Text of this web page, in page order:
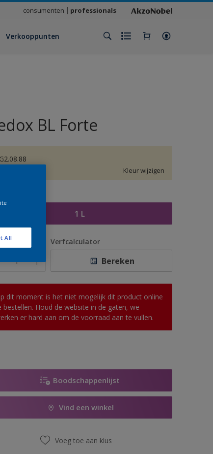
consumenten professionals
Verkooppunten
BL Forte
G2.08.88
Kleur wijzigen
1 L
Verfcalculator
Bereken
dit moment is het niet mogelijk dit product online
bestellen. Houd de website in de gaten, we
er hard aan om de voorraad aan te vullen.
Boodschappenlijst
Vind een winkel
Voeg toe aan klus
All